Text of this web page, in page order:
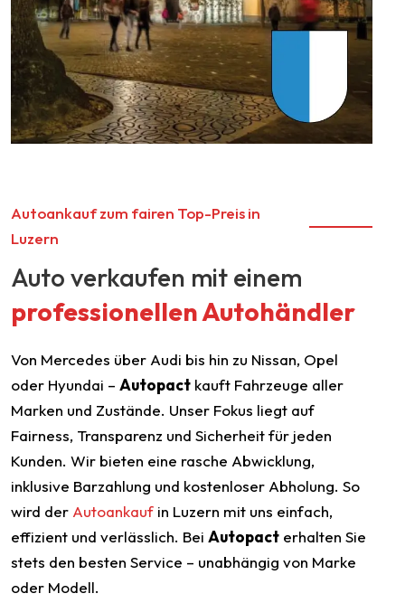
Autoankauf zum fairen Top-Preis in
Luzern
Auto verkaufen mit einem
professionellen Autohändler
Von Mercedes über Audi bis hin zu Nissan, Opel
oder Hyundai – Autopact kauft Fahrzeuge aller
Marken und Zustände. Unser Fokus liegt auf
Fairness, Transparenz und Sicherheit für jeden
Kunden. Wir bieten eine rasche Abwicklung,
inklusive Barzahlung und kostenloser Abholung. So
wird der Autoankauf in Luzern mit uns einfach,
effizient und verlässlich. Bei Autopact erhalten Sie
stets den besten Service – unabhängig von Marke
oder Modell.